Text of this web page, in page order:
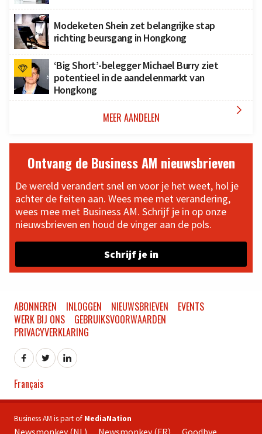
Modeketen Shein zet belangrijke stap
richting beursgang in Hongkong
‘Big Short’-belegger Michael Burry ziet
potentieel in de aandelenmarkt van
Hongkong
MEER AANDELEN 
Ontvang de Business AM nieuwsbrieven
De wereld verandert snel en voor je het weet, hol je
achter de feiten aan. Wees mee met verandering,
wees mee met Business AM. Schrijf je in op onze
nieuwsbrieven en houd de vinger aan de pols.
Schrijf je in
ABONNEREN INLOGGEN NIEUWSBRIEVEN
EVENTS
WERK BIJ ONS
GEBRUIKSVOORWAARDEN
PRIVACYVERKLARING
Français
Business AM is part of MediaNation
Newsmonkey (NL) Newsmonkey (FR) Goodbye